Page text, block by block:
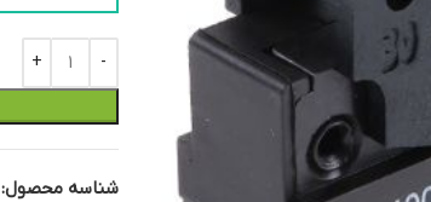
شناسه محصول: